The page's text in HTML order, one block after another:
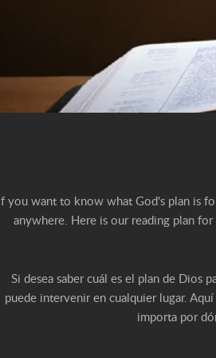
If you want to know what God's plan is
anywhere. Here is our reading plan
Si desea saber cuál es el plan de Dios
puede intervenir en cualquier lugar.
importa por